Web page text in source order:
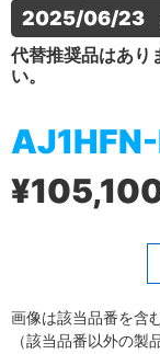
2025/06/23　
代替推奨品はあり
い。
画像は該当品番を含
（該当品番以外の製